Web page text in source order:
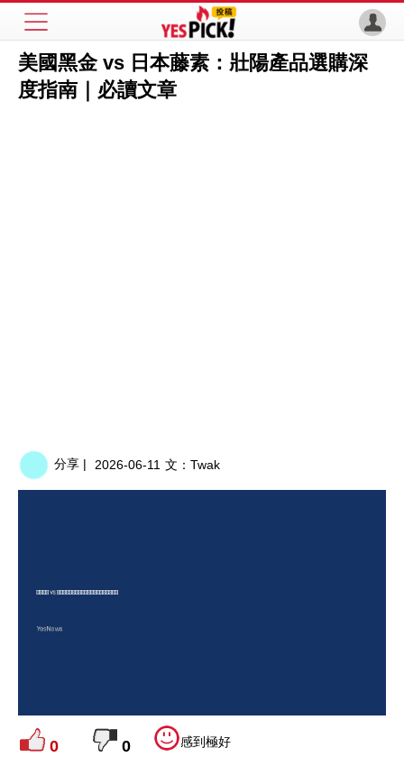
美國黑金 vs 日本藤素：壯陽產品選購深
度指南｜必讀文章
分享 | 2026-06-11 文： Twak
0 0 感到極好